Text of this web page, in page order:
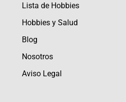
Lista de Hobbies
Hobbies y Salud
Blog
Nosotros
Aviso Legal